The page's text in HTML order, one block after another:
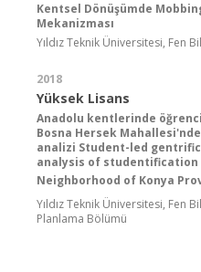
Kentsel Dönüşümde
Mekanizması
Yıldız Teknik Üniversitesi, Fen
2018
Yüksek Lisans
Anadolu kentlerinde
Bosna Hersek
analizi Student-led
analysis of studentification
Neighborhood of Konya
Yıldız Teknik Üniversitesi, Fen
Planlama Bölümü